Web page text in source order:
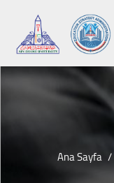
Ana Sayfa